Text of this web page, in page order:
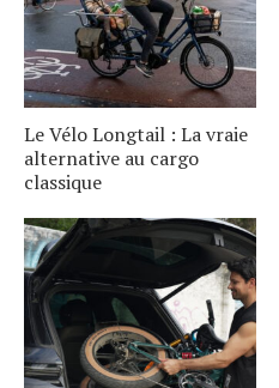
Le Vélo Longtail : La vraie
alternative au cargo
classique